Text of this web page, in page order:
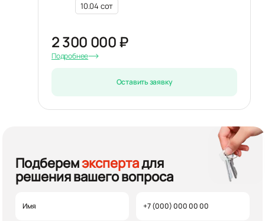
10.04 сот
2 300 000 ₽
Подробнее
Оставить заявку
Подберемэкспертадля
решения вашего вопроса